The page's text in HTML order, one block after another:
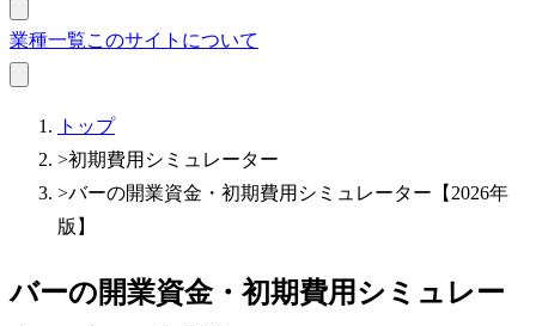
業種一覧このサイトについて
トップ
>初期費用シミュレーター
>バーの開業資金・初期費用シミュレーター【2026年
版】
バーの開業資金・初期費用シミュレー